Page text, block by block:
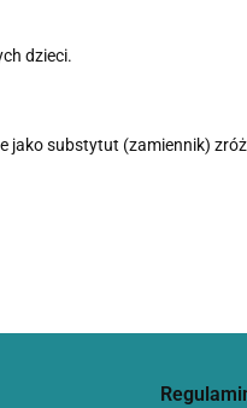
dzieci.
jako substytut (zamiennik)